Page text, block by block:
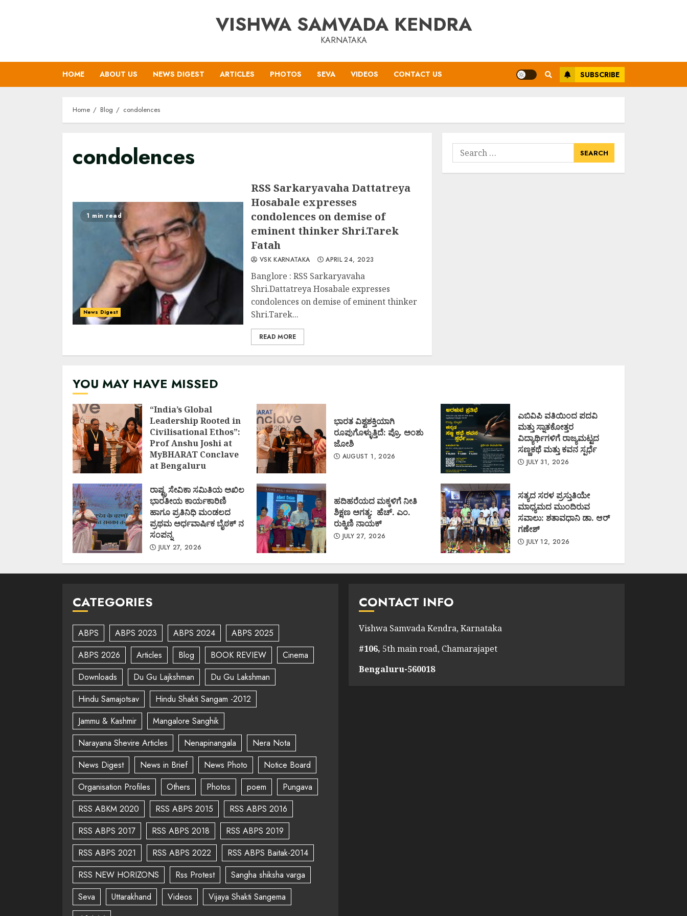
VISHWA SAMVADA KENDRA
KARNATAKA
HOME ABOUT US NEWS DIGEST ARTICLES PHOTOS SEVA VIDEOS CONTACT US SUBSCRIBE
Home Blog condolences
condolences
1 min read
News Digest
RSS Sarkaryavaha Dattatreya
Hosabale expresses
condolences on demise of
eminent thinker Shri.Tarek
Fatah
VSK KARNATAKA APRIL 24, 2023
Banglore : RSS Sarkaryavaha
Shri.Dattatreya Hosabale expresses
condolences on demise of eminent thinker
Shri.Tarek...
READ MORE
Search
for:
YOU MAY HAVE MISSED
“India’s Global
Leadership Rooted in
Civilisational Ethos”:
Prof Anshu Joshi at
MyBHARAT Conclave
at Bengaluru
ಭಾರತ ವಿಶ್ವಶಕ್ತಿಯಾಗಿ
ರೂಪುಗೊಳ್ಳುತ್ತಿದೆ: ಪ್ರೊ. ಅಂಶು
ಜೋಶಿ
AUGUST 1, 2026
ಎಬಿವಿಪಿ ವತಿಯಿಂದ ಪದವಿ
ಮತ್ತು ಸ್ನಾತಕೋತ್ತರ
ವಿದ್ಯಾರ್ಥಿಗಳಿಗೆ ರಾಜ್ಯಮಟ್ಟದ
ಸಣ್ಣಕಥೆ ಮತ್ತು ಕವನ ಸ್ಪರ್ಧೆ
JULY 31, 2026
ರಾಷ್ಟ್ರ ಸೇವಿಕಾ ಸಮಿತಿಯ ಅಖಿಲ
ಭಾರತೀಯ ಕಾರ್ಯಕಾರಿಣಿ
ಹಾಗೂ ಪ್ರತಿನಿಧಿ ಮಂಡಲದ
ಪ್ರಥಮ ಅರ್ಧವಾರ್ಷಿಕ ಬೈಠಕ್ ನ
ಸಂಪನ್ನ
JULY 27, 2026
ಹದಿಹರೆಯದ ಮಕ್ಕಳಿಗೆ ನೀತಿ
ಶಿಕ್ಷಣ ಅಗತ್ಯ: ಹೆಚ್. ಎಂ.
ರುಕ್ಮಿಣಿ ನಾಯಕ್
JULY 27, 2026
ಸತ್ಯದ ಸರಳ ಪ್ರಸ್ತುತಿಯೇ
ಮಾಧ್ಯಮದ ಮುಂದಿರುವ
ಸವಾಲು: ಶತಾವಧಾನಿ ಡಾ. ಆರ್
ಗಣೇಶ್
JULY 12, 2026
CATEGORIES
ABPS ABPS 2023 ABPS 2024
ABPS 2025
ABPS 2026
Articles Blog BOOK REVIEW
Cinema
Downloads
Du Gu Lajkshman
Du Gu Lakshman
Hindu Samajotsav
Hindu Shakti Sangam -2012
Jammu & Kashmir
Mangalore Sanghik
Narayana Shevire Articles
Nenapinangala
Nera Nota
News Digest
News in Brief News Photo
Notice Board
Organisation Profiles
Others Photos poem
Pungava
RSS ABKM 2020
RSS ABPS 2015
RSS ABPS 2016
RSS ABPS 2017
RSS ABPS 2018
RSS ABPS 2019
RSS ABPS 2021
RSS ABPS 2022
RSS ABPS Baitak-2014
RSS NEW HORIZONS
Rss Protest
Sangha shiksha varga
Seva
Uttarakhand Videos
Vijaya Shakti Sangema
CONTACT INFO
Vishwa Samvada Kendra, Karnataka
#106, 5th main road, Chamarajapet
Bengaluru-560018